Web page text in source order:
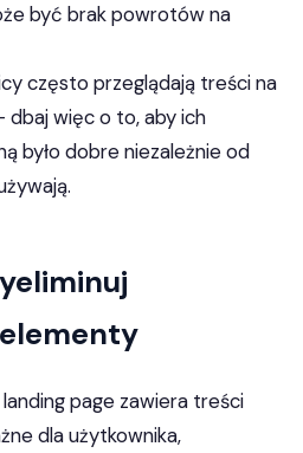
być brak powrotów na
często przeglądają treści na
dbaj więc o to, aby ich
było dobre niezależnie od
page zawiera treści
dla użytkownika,